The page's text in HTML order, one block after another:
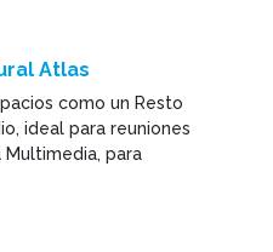
Atlas
como un Resto
ideal para reuniones
para